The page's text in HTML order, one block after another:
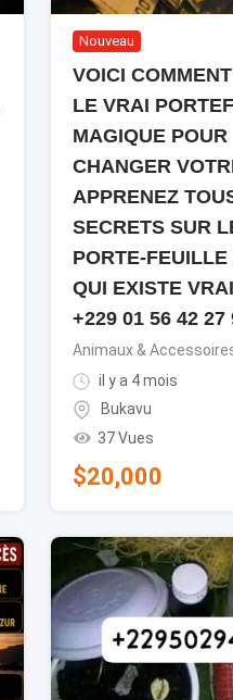
Nouveau
VOICI
LE VRAI
MAGIQUE POUR
CHANGER
APPRENEZ
SECRETS SUR
PORTE-
QUI EXISTE
+229 01 56 42 27
Animaux &
il y a 4 mois
Bukavu
37 Vues
$20,000